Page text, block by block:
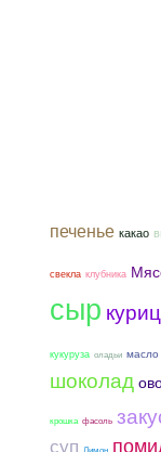
печенье какао
свекла клубника
сыр
кукуруза оладьи масло
шоколад
крошка фасоль
суп Лимон